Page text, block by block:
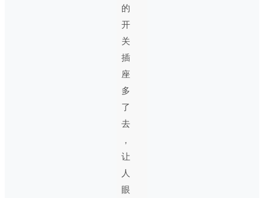
的
开
关
插
座
多
了
去
，
让
人
眼